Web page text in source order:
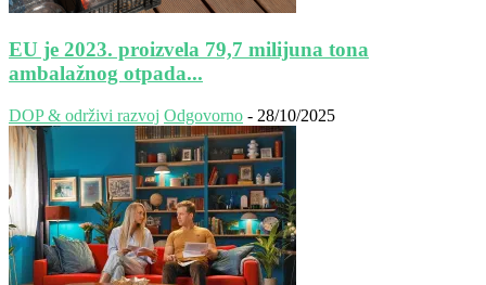
EU je 2023. proizvela 79,7 milijuna tona
ambalažnog otpada...
DOP & održivi razvoj Odgovorno - 28/10/2025